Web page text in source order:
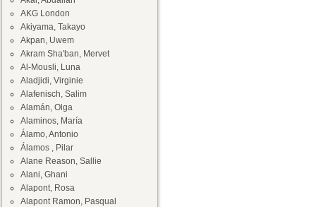
AKG London
Akiyama, Takayo
Akpan, Uwem
Akram Sha'ban, Mervet
Al-Mousli, Luna
Aladjidi, Virginie
Alafenisch, Salim
Alamán, Olga
Alaminos, María
Álamo, Antonio
Álamos , Pilar
Alane Reason, Sallie
Alani, Ghani
Alapont, Rosa
Alapont Ramon, Pasqual